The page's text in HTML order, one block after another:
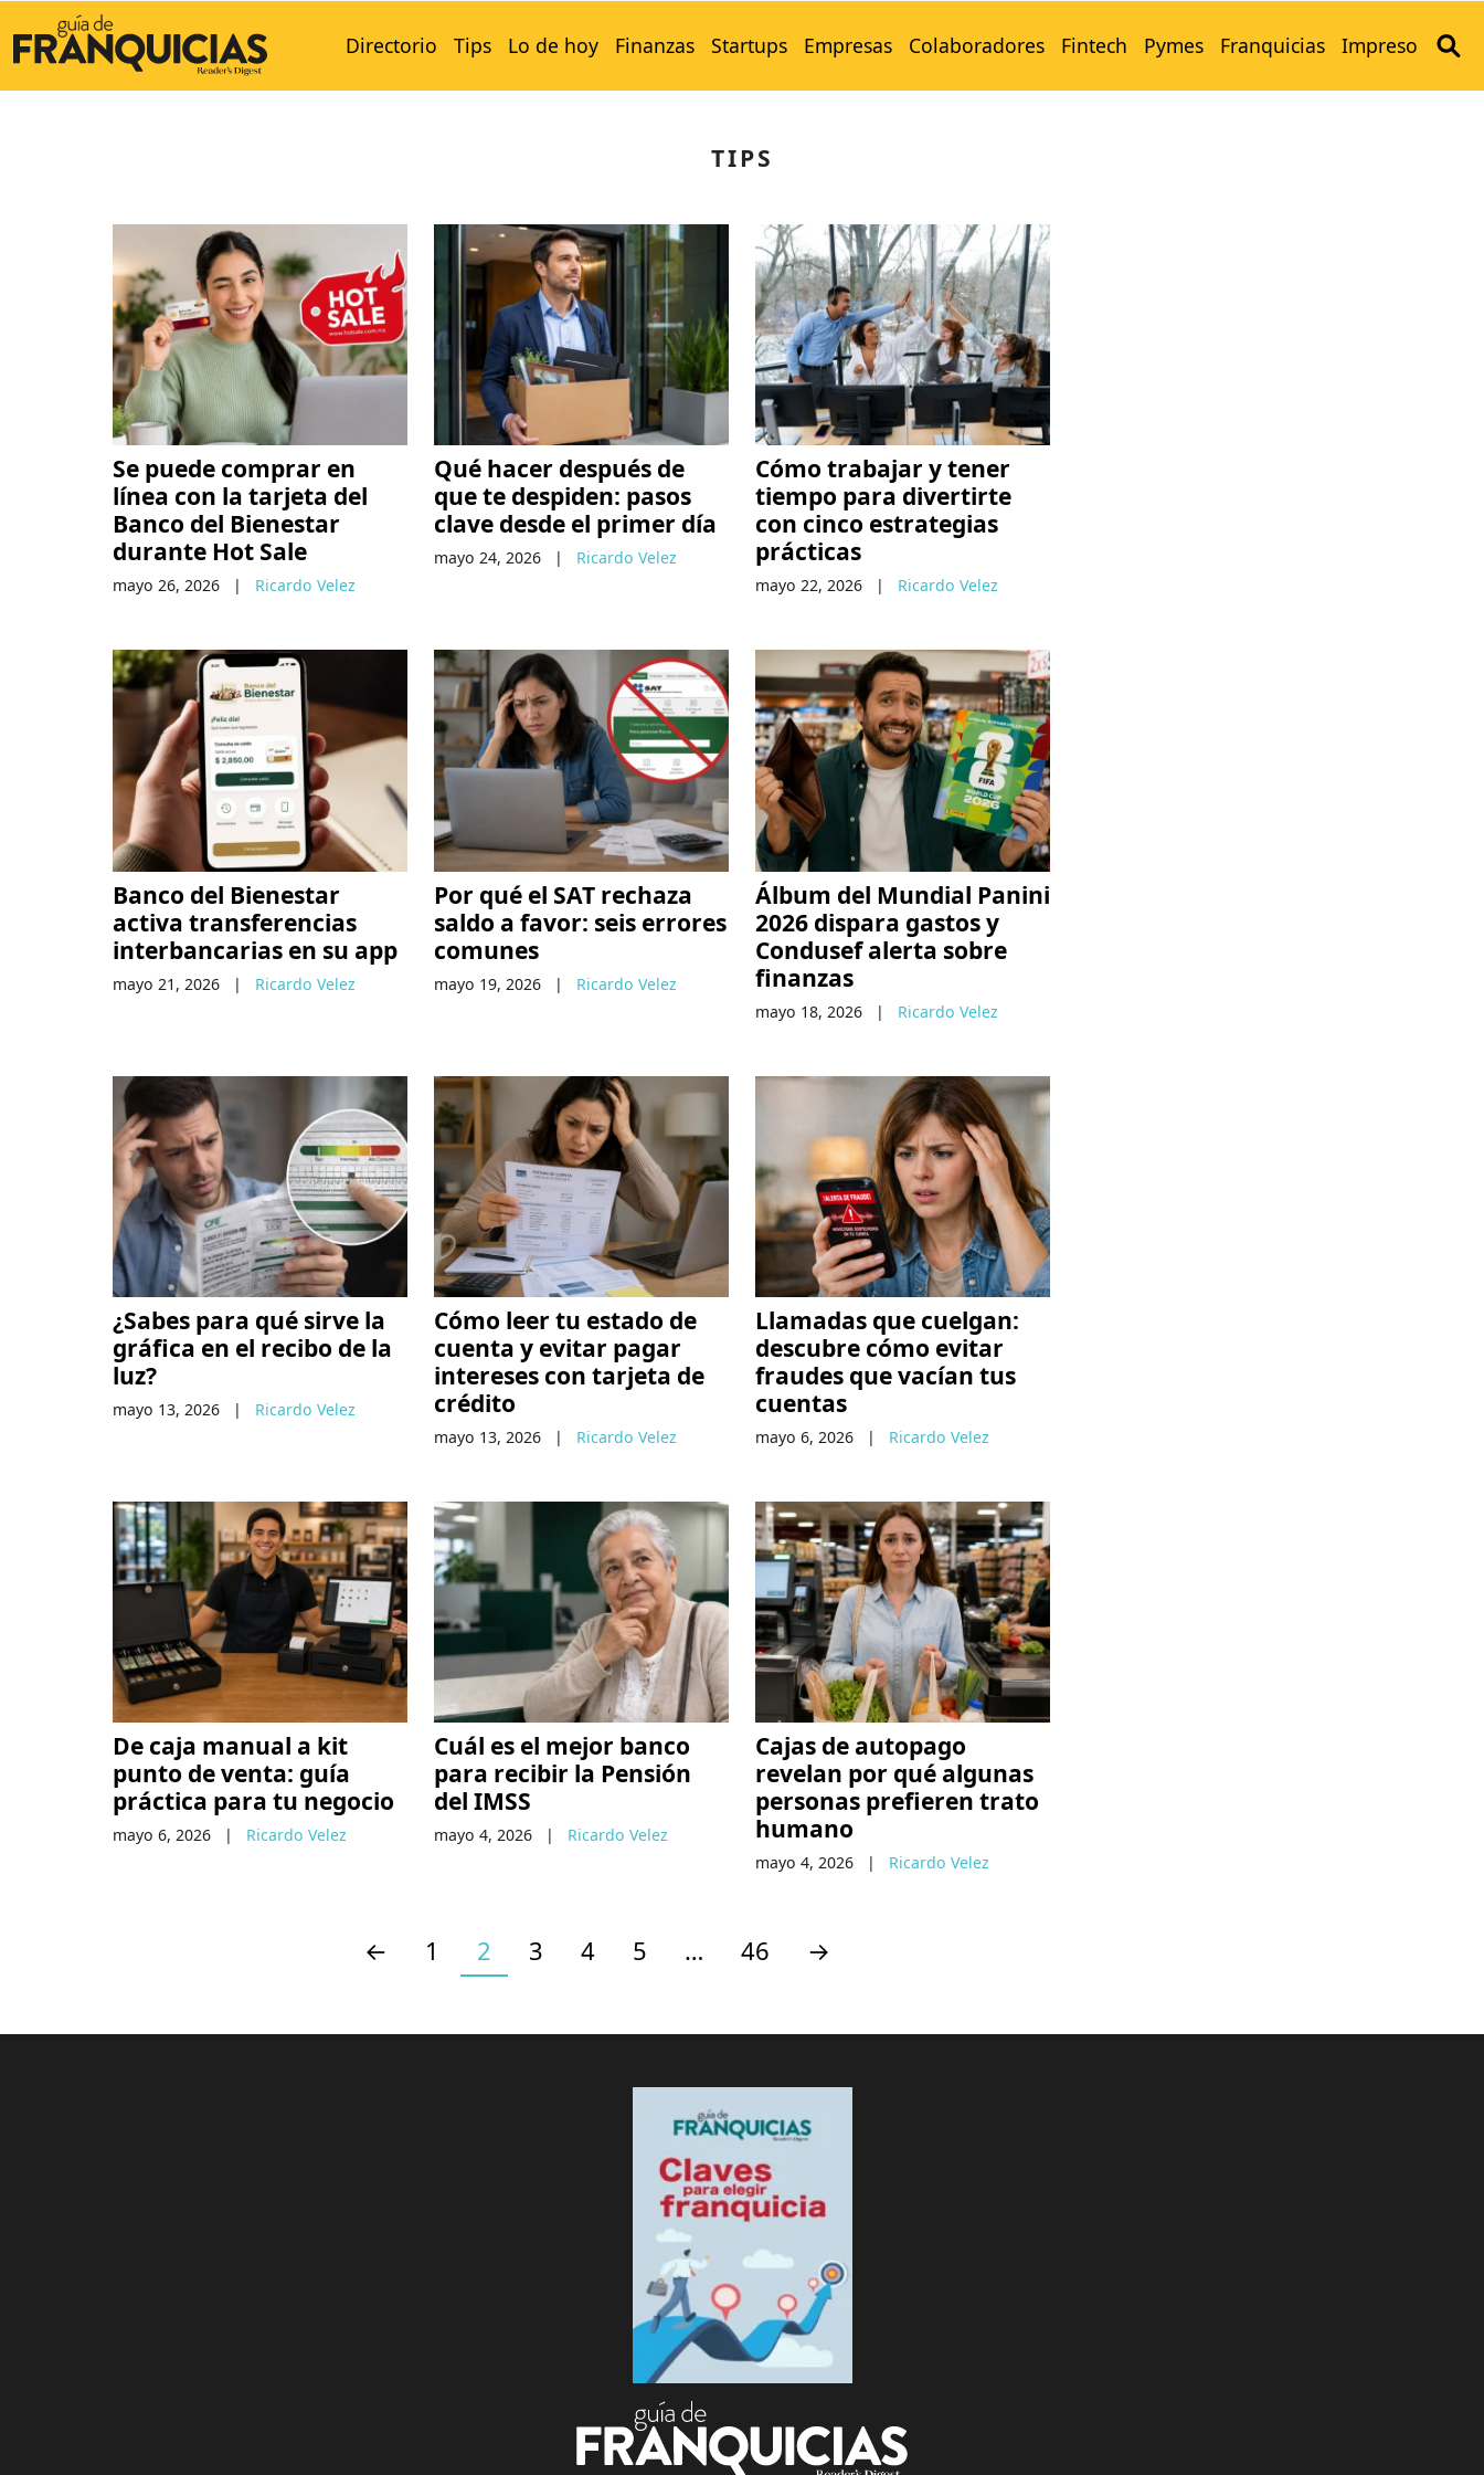
Directorio Tips Lo de hoy Finanzas Startups Empresas Colaboradores Fintech Pymes Franquicias Impreso
TIPS
Se puede comprar en
línea con la tarjeta del
Banco del Bienestar
durante Hot Sale
mayo 26, 2026 | Ricardo Velez
Qué hacer después de
que te despiden: pasos
clave desde el primer día
mayo 24, 2026 | Ricardo Velez
Cómo trabajar y tener
tiempo para divertirte
con cinco estrategias
prácticas
mayo 22, 2026 | Ricardo Velez
Banco del Bienestar
activa transferencias
interbancarias en su app
mayo 21, 2026 | Ricardo Velez
Por qué el SAT rechaza
saldo a favor: seis errores
comunes
mayo 19, 2026 | Ricardo Velez
Álbum del Mundial Panini
2026 dispara gastos y
Condusef alerta sobre
finanzas
mayo 18, 2026 | Ricardo Velez
¿Sabes para qué sirve la
gráfica en el recibo de la
luz?
mayo 13, 2026 | Ricardo Velez
Cómo leer tu estado de
cuenta y evitar pagar
intereses con tarjeta de
crédito
mayo 13, 2026 | Ricardo Velez
Llamadas que cuelgan:
descubre cómo evitar
fraudes que vacían tus
cuentas
mayo 6, 2026 | Ricardo Velez
De caja manual a kit
punto de venta: guía
práctica para tu negocio
mayo 6, 2026 | Ricardo Velez
Cuál es el mejor banco
para recibir la Pensión
del IMSS
mayo 4, 2026 | Ricardo Velez
Cajas de autopago
revelan por qué algunas
personas prefieren trato
humano
mayo 4, 2026 | Ricardo Velez
← 1 2 3 4 5 … 46 →